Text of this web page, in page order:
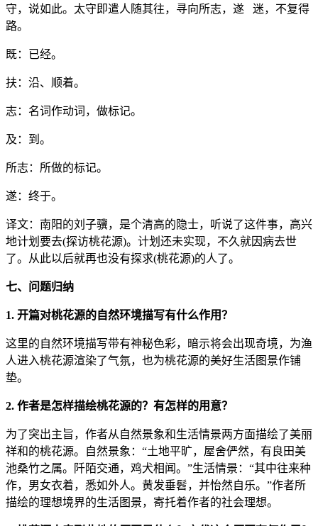
守，说如此。太守即遣人随其往，寻向所志，遂 迷，不复得
路。
既：已经。
扶：沿、顺着。
志：名词作动词，做标记。
及：到。
所志：所做的标记。
遂：终于。
译文：南阳的刘子骥，是个清高的隐士，听说了这件事，高兴
地计划要去(探访桃花源)。计划还未实现，不久就因病去世
了。从此以后就再也没有探求(桃花源)的人了。
七、问题归纳
1. 开篇对桃花源的自然环境描写有什么作用？
这里的自然环境描写带有神秘色彩，暗示将会出现奇境，为渔
人进入桃花源渲染了气氛，也为桃花源的美好生活图景作铺
垫。
2. 作者是怎样描绘桃花源的？有怎样的用意？
为了突出主旨，作者从自然景象和生活情景两方面描绘了美丽
祥和的桃花源。自然景象：“土地平旷，屋舍俨然，有良田美
池桑竹之属。阡陌交通，鸡犬相闻。”生活情景：“其中往来种
作，男女衣着，悉如外人。黄发垂髫，并怡然自乐。”作者所
描绘的理想境界的生活图景，寄托着作者的社会理想。